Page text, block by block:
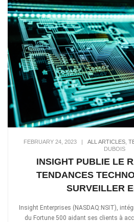
FEBRUARY 24, 2023| ALL ARTICLES,
DUBOIS
INSIGHT PUBLIE LE
TENDANCES
SURVEILLER
Insight Enterprises (NASDAQ:NSIT),
du Fortune 500 aidant ses clients à